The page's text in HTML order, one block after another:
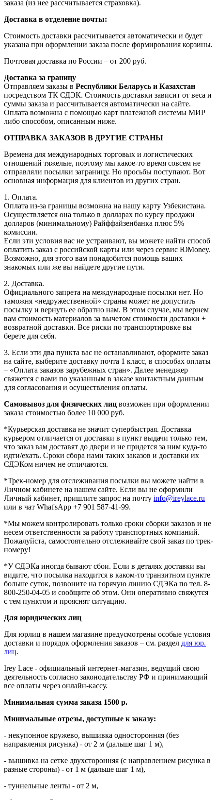
заказа (из нее рассчитывается страховка).
Доставка в отделение почты:
Стоимость доставки рассчитывается автоматически и будет
указана при оформлении заказа после формирования корзины.
Почтовая доставка по России – от 200 руб.
Доставка за границу
Отправляем заказы в Республики Беларусь и Казахстан
посредством ТК СДЭК. Стоимость доставки зависит от веса и
суммы заказа и рассчитывается автоматически на сайте.
Оплата возможна с помощью карт платежной системы МИР
либо способом, описанным ниже.
ОТПРАВКА ЗАКАЗОВ В ДРУГИЕ СТРАНЫ
Времена для международных торговых и логистических
отношений тяжелые, поэтому мы какое-то время совсем не
отправляли посылки заграницу. Но просьбы поступают. Вот
основная информация для клиентов из других стран.
1. Оплата.
Оплата из-за границы возможна на нашу карту Узбекистана.
Осуществляется она только в долларах по курсу продажи
долларов (минимальному) Райффайзенбанка плюс 5%
комиссии.
Если эти условия вас не устраивают, вы можете найти способ
оплатить заказ с российской карты или через сервис ЮMoney.
Возможно, для этого вам понадобится помощь ваших
знакомых или же вы найдете другие пути.
2. Доставка.
Официального запрета на международные посылки нет. Но
таможня «недружественной» страны может не допустить
посылку и вернуть ее обратно нам. В этом случае, мы вернем
вам стоимость материалов за вычетом стоимости доставки +
возвратной доставки. Все риски по транспортировке вы
берете для себя.
3. Если эти два пункта вас не останавливают, оформите заказ
на сайте, выберите доставку почта 1 класс, в способах оплаты
– «Оплата заказов зарубежных стран». Далее менеджер
свяжется с вами по указанным в заказе контактным данным
для согласования и осуществления оплаты.
Самовывоз для физических лиц возможен при оформлении
заказа стоимостью более 10 000 руб.
*Курьерская доставка не значит супербыстрая. Доставка
курьером отличается от доставки в пункт выдачи только тем,
что заказ вам доставят до двери и не придется за ним куда-то
идти/ехать. Сроки сбора нами таких заказов и доставки их
СДЭКом ничем не отличаются.
*Трек-номер для отслеживания посылки вы можете найти в
Личном кабинете на нашем сайте. Если вы не оформили
Личный кабинет, пришлите запрос на почту info@ireylace.ru
или в чат What'sApp +7 901 587-41-99.
*Мы можем контролировать только сроки сборки заказов и не
несем ответственности за работу транспортных компаний.
Пожалуйста, самостоятельно отслеживайте свой заказ по трек-
номеру!
*У СДЭКа иногда бывают сбои. Если в деталях доставки вы
видите, что посылка находится в каком-то транзитном пункте
больше суток, позвоните на горячую линию СДЭКа по тел. 8-
800-250-04-05 и сообщите об этом. Они оперативно свяжутся
с тем пунктом и прояснят ситуацию.
Для юридических лиц
Для юрлиц в нашем магазине предусмотрены особые условия
доставки и порядок оформления заказов – см. раздел для юр.
лиц.
Irey Lace - официальный интернет-магазин, ведущий свою
деятельность согласно законодательству РФ и принимающий
все оплаты через онлайн-кассу.
Минимальная сумма заказа 1500 р.
Минимальные отрезы, доступные к заказу:
- некупонное кружево, вышивка односторонняя (без
направления рисунка) - от 2 м (дальше шаг 1 м),
- вышивка на сетке двухсторонняя (с направлением рисунка в
разные стороны) - от 1 м (дальше шаг 1 м),
- туннельные ленты - от 2 м,